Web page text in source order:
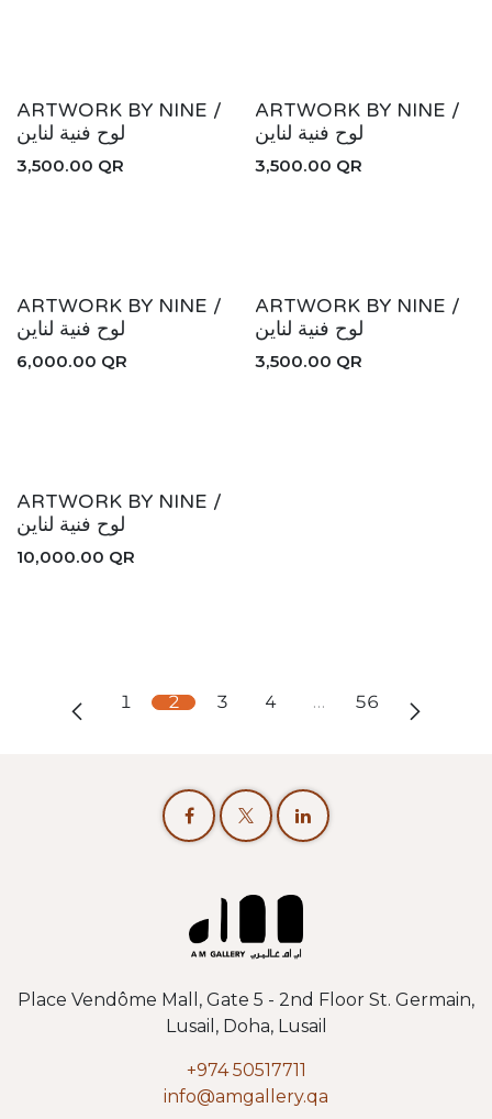
ARTWORK BY NINE /
لوح فنية لناين
3,500.00 QR
ARTWORK BY NINE /
لوح فنية لناين
3,500.00 QR
ARTWORK BY NINE /
لوح فنية لناين
6,000.00 QR
ARTWORK BY NINE /
لوح فنية لناين
3,500.00 QR
ARTWORK BY NINE /
لوح فنية لناين
10,000.00 QR
1 2 3 4 … 56
Place Vendôme Mall, Gate 5 - 2nd Floor St. Germain,
Lusail, Doha, Lusail
+974 50517711
info@amgallery.qa